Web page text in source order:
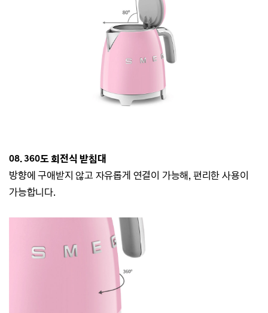
08. 360도 회전식 받침대
방향에 구애받지 않고 자유롭게 연결이 가능해, 편리한 사용이
가능합니다.